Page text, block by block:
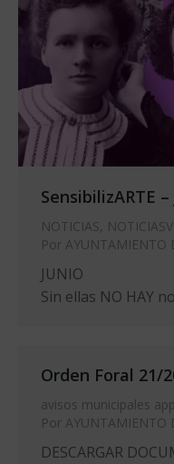
SensibilizARTE –
NOTICIAS,
Por AYUNTAMIENTO
JUNIO
Sin ellas NO HAY
Orden Foral 21/
avisos municipales app
Por AYUNTAMIENTO
DESCARGAR